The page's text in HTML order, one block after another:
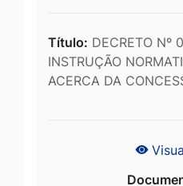
Título: DECRETO Nº
INSTRUÇÃO
ACERCA DA